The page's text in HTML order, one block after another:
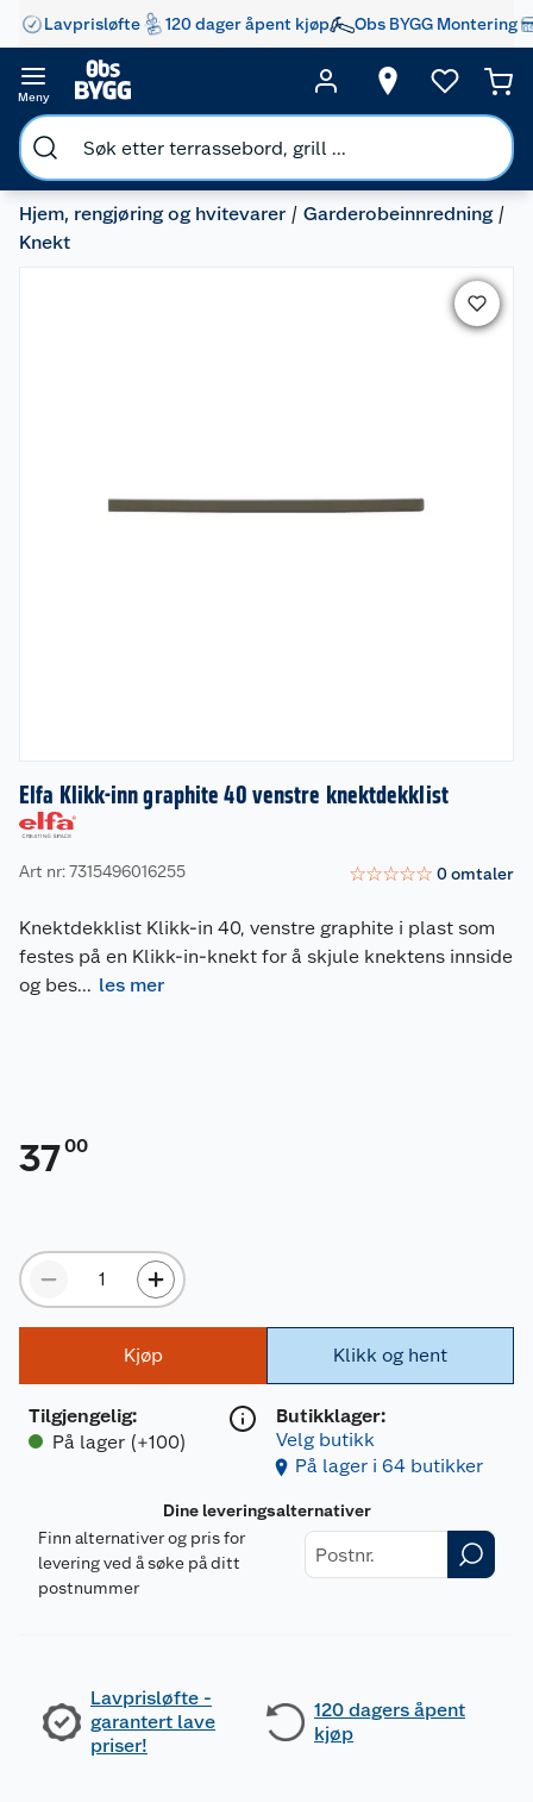
Lavprisløfte 120 dager åpent kjøp Obs BYGG Montering
Meny
Hjem, rengjøring og hvitevarer
Garderobeinnredning
Knekt
Elfa Klikk-inn graphite 40 venstre knektdekklist
Art nr: 7315496016255 ☆☆☆☆☆ 0omtaler
Knektdekklist Klikk-in 40, venstre graphite i plast som
festes på en Klikk-in-knekt for å skjule knektens innside
og bes... les mer
3700
Kjøp
Tilgjengelig:
På lager (+100)
Klikk og hent
Butikklager:
Velg butikk
På lager i 64 butikker
Dine leveringsalternativer
Finn alternativer og pris for
levering ved å søke på ditt
postnummer
Lavprisløfte -
garantert lave
priser!
120 dagers åpent
kjøp